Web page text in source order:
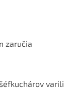
zaručia
varili